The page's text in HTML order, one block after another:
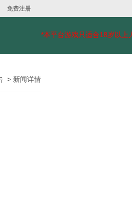
免费注册
*本平台游戏只适合18岁以上
> 新闻详情